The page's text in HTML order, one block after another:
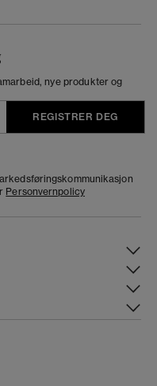
nye produkter og
REGISTRER DEG
Personvernpolicy